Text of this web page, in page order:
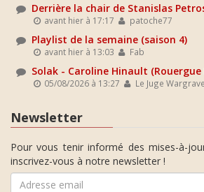
Derrière la chair de Stanislas
avant hier à 17:17 patoche77
Playlist de la semaine (saison 4)
avant hier à 13:03 Fab
Solak - Caroline Hinault (Rouergue
05/08/2026 à 13:27 Le Juge Wargrave
Newsletter
Pour vous tenir informé des mises-à-
inscrivez-vous à notre newsletter !